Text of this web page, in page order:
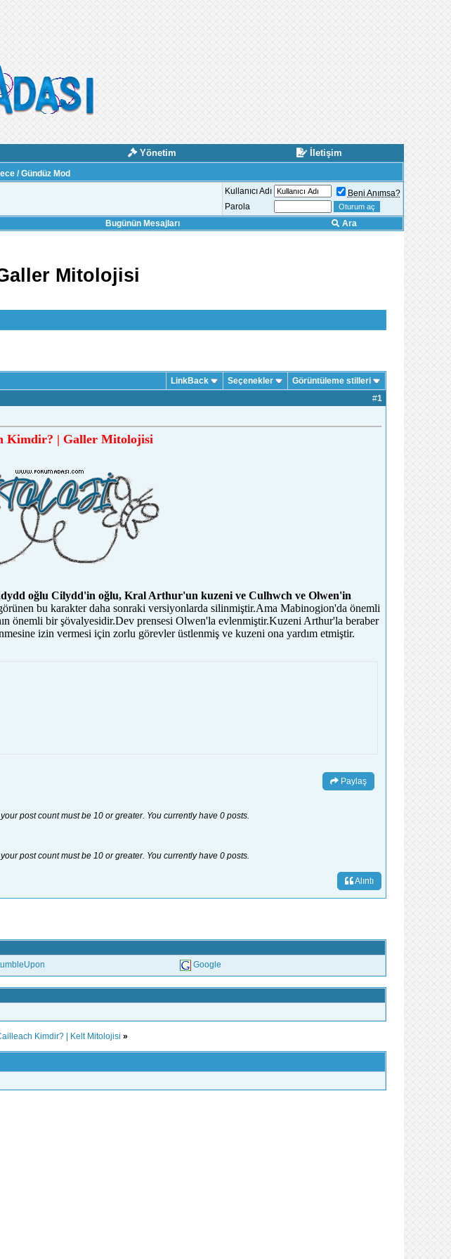
Yönetim İletişim
/ Gündüz Mod
Kullanıcı Adı
Beni Anımsa?
Parola
Bugünün Mesajları Ara
Mitolojisi
LinkBack Seçenekler Görüntüleme stilleri
#1
Kimdir? | Galler Mitolojisi
oğlu Cilydd'in oğlu, Kral Arthur'un kuzeni ve Culhwch ve Olwen'in
bu karakter daha sonraki versiyonlarda silinmiştir.Ama Mabinogion'da önemli
önemli bir şövalyesidir.Dev prensesi Olwen'la evlenmiştir.Kuzeni Arthur'la beraber
izin vermesi için zorlu görevler üstlenmiş ve kuzeni ona yardım etmiştir.
Paylaş
post count must be 10 or greater. You currently have 0 posts.
post count must be 10 or greater. You currently have 0 posts.
Alıntı
Google
Kimdir? | Kelt Mitolojisi »